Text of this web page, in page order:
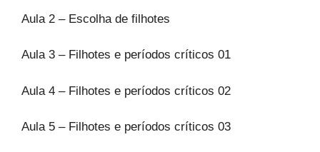
Aula 2 – Escolha de filhotes
Aula 3 – Filhotes e períodos críticos 01
Aula 4 – Filhotes e períodos críticos 02
Aula 5 – Filhotes e períodos críticos 03